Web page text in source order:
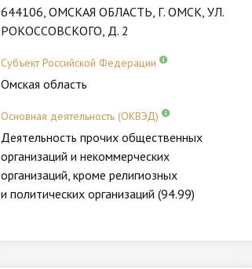
644106, ОМСКАЯ ОБЛАСТЬ, Г. ОМСК, УЛ.
РОКОССОВСКОГО, Д. 2
Субъект Российской Федерации
Омская область
Основная деятельность (ОКВЭД)
Деятельность прочих общественных
организаций и некоммерческих
организаций, кроме религиозных
и политических организаций (94.99)